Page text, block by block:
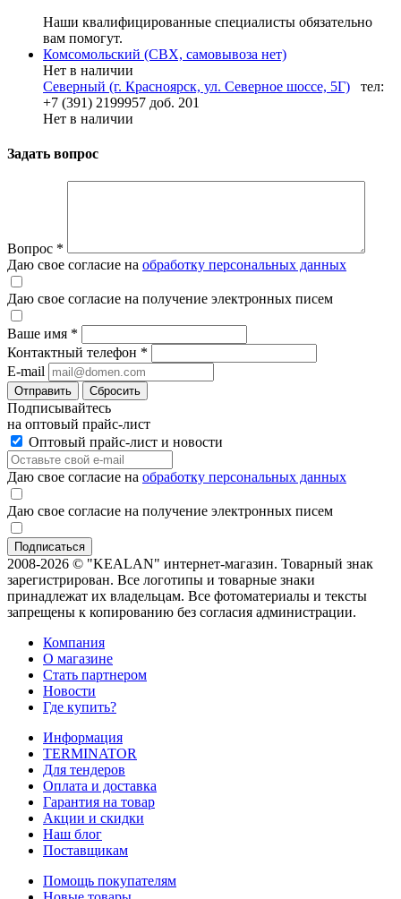
Наши квалифицированные специалисты обязательно
вам помогут.
Комсомольский (СВХ, самовывоза нет)
Нет в наличии
Северный (г. Красноярск, ул. Северное шоссе, 5Г)
тел:
+7 (391) 2199957 доб. 201
Нет в наличии
Задать вопрос
Вопрос *
Даю свое согласие на обработку персональных данных
Даю свое согласие на получение электронных писем
Ваше имя *
Контактный телефон *
E-mail
Отправить Сбросить
Подписывайтесь
на оптовый прайс-лист
Оптовый прайс-лист и новости
Даю свое согласие на обработку персональных данных
Даю свое согласие на получение электронных писем
2008-2026 © "KEALAN" интернет-магазин. Товарный знак
зарегистрирован. Все логотипы и товарные знаки
принадлежат их владельцам. Все фотоматериалы и тексты
запрещены к копированию без согласия администрации.
Компания
О магазине
Стать партнером
Новости
Где купить?
Информация
TERMINATOR
Для тендеров
Оплата и доставка
Гарантия на товар
Акции и скидки
Наш блог
Поставщикам
Помощь покупателям